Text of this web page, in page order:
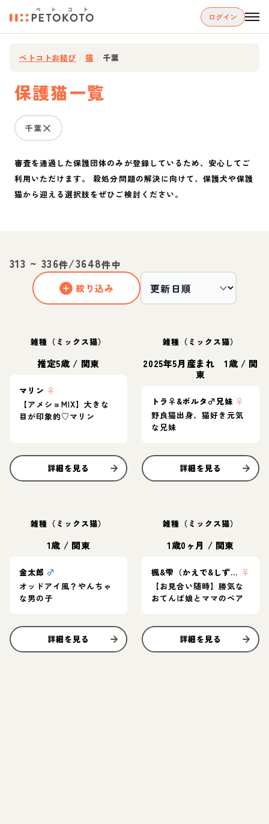
ログイン
ペトコトお結び 猫 千葉
保護猫一覧
千葉
審査を通過した保護団体のみが登録しているため、安心してご
利用いただけます。 殺処分問題の解決に向けて、保護犬や保護
猫から迎える選択肢をぜひご検討ください。
313 ~ 336件/3648件中
絞り込み
雑種（ミックス猫）
推定5歳 / 関東
マリン ♀
【アメショMIX】大きな
目が印象的♡マリン
詳細を見る
雑種（ミックス猫）
2025年5月産まれ 1歳 / 関
東
トラ♀&ボルタ♂兄妹 ♀
野良猫出身、猫好き元気
な兄妹
詳細を見る
雑種（ミックス猫）
1歳 / 関東
金太郎 ♂
オッドアイ風？やんちゃ
な男の子
詳細を見る
雑種（ミックス猫）
1歳0ヶ月 / 関東
楓&雫（かえで&しずく） ♀
【お見合い随時】勝気な
おてんば娘とママのペア
詳細を見る